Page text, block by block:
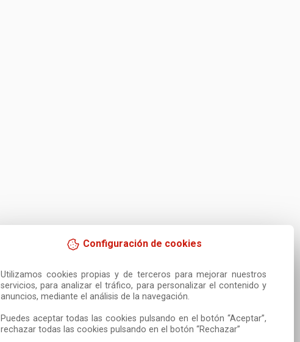
Configuración de cookies
Utilizamos cookies propias y de terceros para mejorar nuestros
servicios, para analizar el tráfico, para personalizar el contenido y
anuncios, mediante el análisis de la navegación.
Puedes aceptar todas las cookies pulsando en el botón “Aceptar”,
rechazar todas las cookies pulsando en el botón “Rechazar”